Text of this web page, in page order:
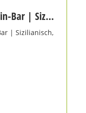
Delizia - Ristorante & Wein-Bar | Sizilianisch, Italienisch, mediterran